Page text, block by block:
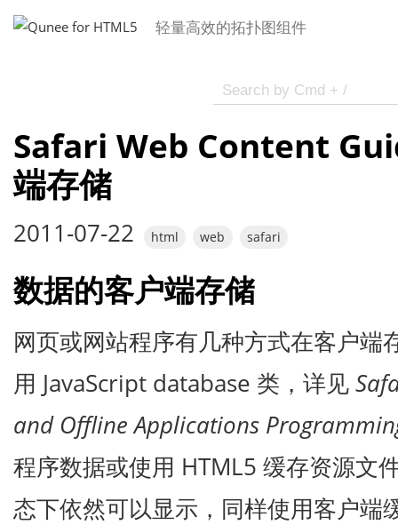
轻量高效的拓扑图组件
Safari Web Content
端存储
2011-07-22 html web safari
数据的客户端存储
网页或网站程序有几种方式在客户端
用 JavaScript database 类，详见
and Offline Applications
程序数据或使用 HTML5 缓存资源文
态下依然可以显示，同样使用客户端